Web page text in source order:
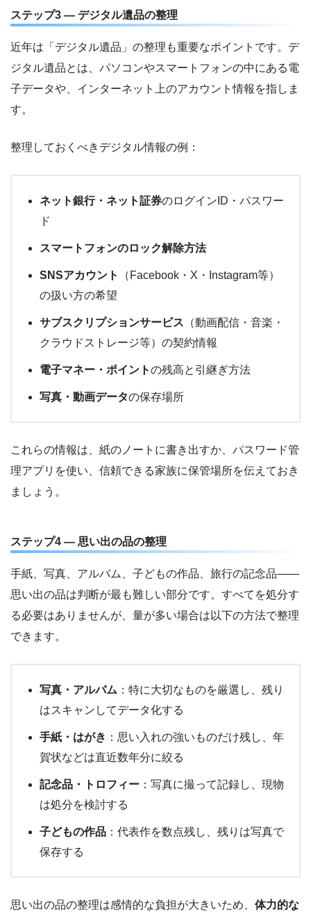
ステップ3 — デジタル遺品の整理
近年は「デジタル遺品」の整理も重要なポイントです。デ
ジタル遺品とは、パソコンやスマートフォンの中にある電
子データや、インターネット上のアカウント情報を指しま
す。
整理しておくべきデジタル情報の例：
ネット銀行・ネット証券のログインID・パスワー
ド
スマートフォンのロック解除方法
SNSアカウント
（Facebook・X・Instagram等）
の扱い方の希望
サブスクリプションサービス （動画配信・音楽・
クラウドストレージ等）の契約情報
電子マネー・ポイントの残高と引継ぎ方法
写真・動画データの保存場所
これらの情報は、紙のノートに書き出すか、パスワード管
理アプリを使い、信頼できる家族に保管場所を伝えておき
ましょう。
ステップ4 — 思い出の品の整理
手紙、写真、アルバム、子どもの作品、旅行の記念品——
思い出の品は判断が最も難しい部分です。すべてを処分す
る必要はありませんが、量が多い場合は以下の方法で整理
できます。
写真・アルバム ：特に大切なものを厳選し、残り
はスキャンしてデータ化する
手紙・はがき ：思い入れの強いものだけ残し、年
賀状などは直近数年分に絞る
記念品・トロフィー ：写真に撮って記録し、現物
は処分を検討する
子どもの作品 ：代表作を数点残し、残りは写真で
保存する
思い出の品の整理は感情的な負担が大きいため、 体力的な